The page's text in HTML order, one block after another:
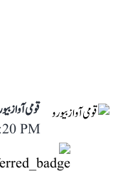
قومی آواز
PM